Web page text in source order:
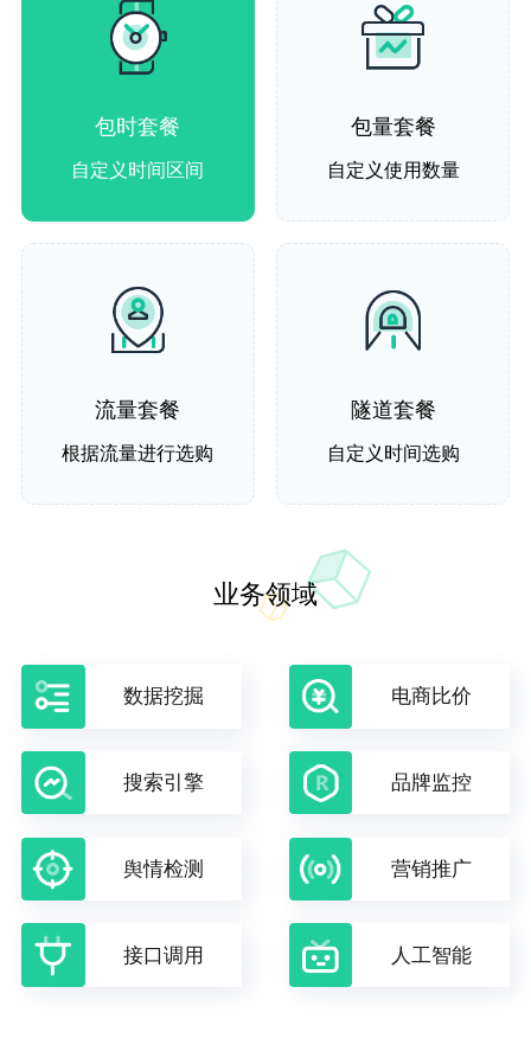
包时套餐
自定义时间区间
包量套餐
自定义使用数量
流量套餐
根据流量进行选购
隧道套餐
自定义时间选购
业务领域
数据挖掘
搜索引擎
舆情检测
接口调用
电商比价
品牌监控
营销推广
人工智能